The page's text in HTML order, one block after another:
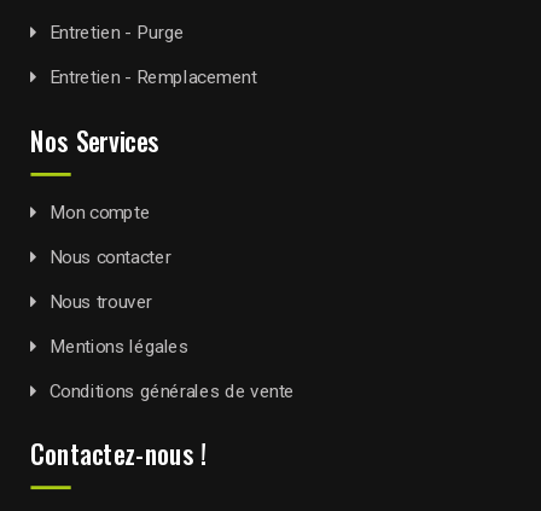
Entretien - Purge
Entretien - Remplacement
Nos Services
Mon compte
Nous contacter
Nous trouver
Mentions légales
Conditions générales de vente
Contactez-nous !